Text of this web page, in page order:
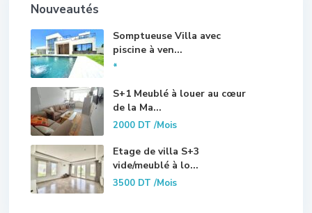
Nouveautés
Somptueuse Villa avec
piscine à ven...
*
S+1 Meublé à louer au cœur
de la Ma...
2000 DT/Mois
Etage de villa S+3
vide/meublé à lo...
3500 DT/Mois